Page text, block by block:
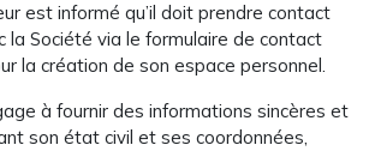
est informé qu’il doit prendre contact
la Société via le formulaire de contact
la création de son espace personnel.
à fournir des informations sincères et
son état civil et ses coordonnées,